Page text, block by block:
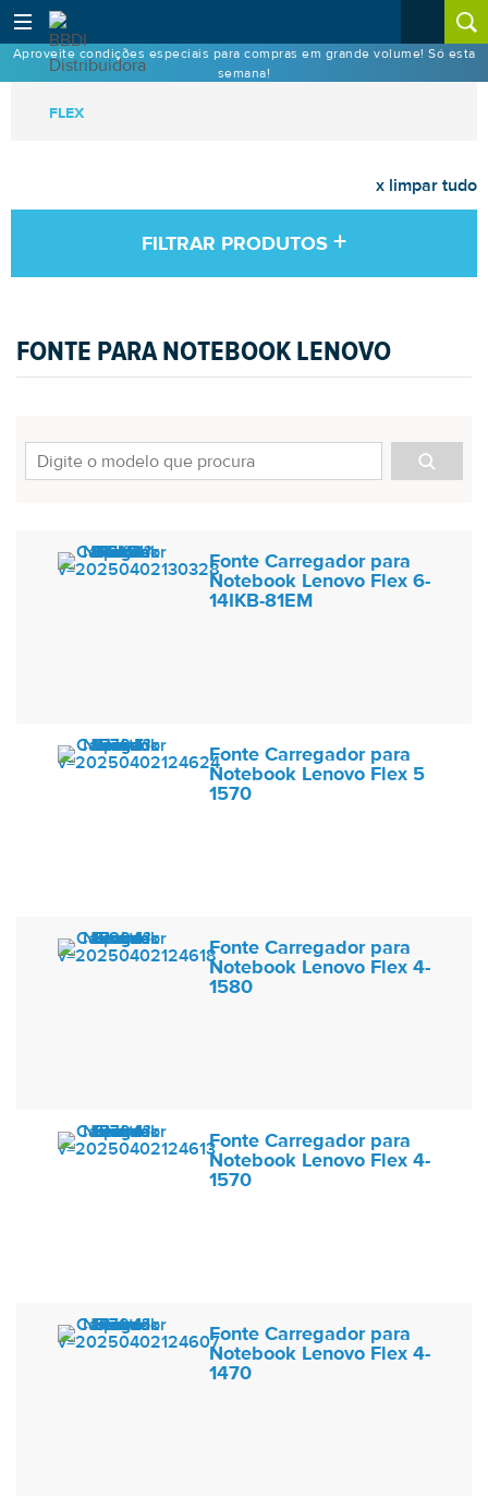
Aproveite condições especiais para compras em grande volume! Só esta
semana!
FLEX
x limpar tudo
FILTRAR PRODUTOS +
FONTE PARA NOTEBOOK LENOVO
Fonte Carregador para
Notebook Lenovo Flex 6-
14IKB-81EM
Fonte Carregador para
Notebook Lenovo Flex 5
1570
Fonte Carregador para
Notebook Lenovo Flex 4-
1580
Fonte Carregador para
Notebook Lenovo Flex 4-
1570
Fonte Carregador para
Notebook Lenovo Flex 4-
1470